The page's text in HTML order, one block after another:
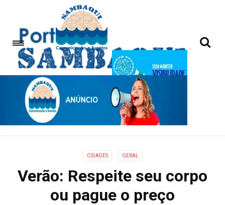
CIDADES GERAL
Verão: Respeite seu corpo
ou pague o preço